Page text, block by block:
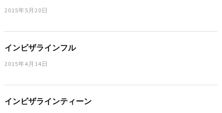
2015年5月20日
インビザラインフル
2015年4月14日
インビザラインティーン